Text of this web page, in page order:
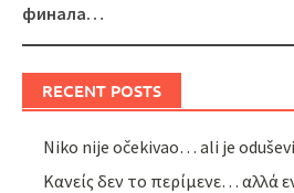
финала…
RECENT POSTS
Niko nije očekivao… ali je
Κανείς δεν το περίμενε… αλλά